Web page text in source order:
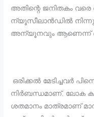
അതിന്റെ ജനിതകം
ന്യൂസീലാൻഡിൽ
അന്യൂനവും ആണെന്ന്
ഒരിക്കൽ മേടിച്ചവർ
നിർബന്ധമാണ്. ലോക
ശതമാനം മാത്രമാണ്